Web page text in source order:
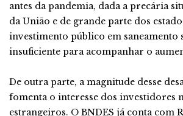
antes da pandemia, dada a precária
da União e de grande parte dos
investimento público em saneamento
insuficiente para acompanhar o
De outra parte, a magnitude desse
fomenta o interesse dos investidores
estrangeiros. O BNDES já conta com